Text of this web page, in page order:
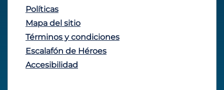
Políticas
Mapa del sitio
Términos y condiciones
Escalafón de Héroes
Accesibilidad